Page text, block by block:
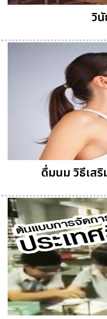
วิ
ดื่มนม วิธีเส